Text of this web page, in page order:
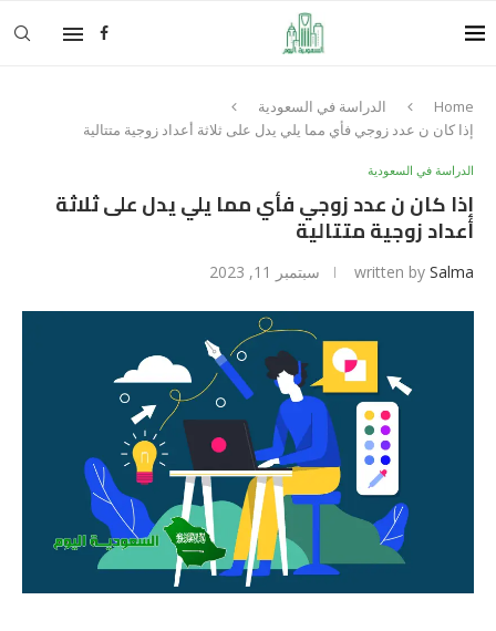
Home
الدراسة في السعودية
إذا كان ن عدد زوجي فأي مما يلي يدل على ثلاثة أعداد زوجية متتالية
الدراسة في السعودية
إذا كان ن عدد زوجي فأي مما يلي يدل على ثلاثة
أعداد زوجية متتالية
written by Salma سبتمبر 11, 2023